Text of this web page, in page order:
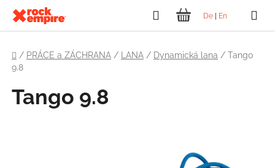
obsah
De En
Hledat
NÁKUPNÍ
KOŠÍK
Domů
/ PRÁCE a ZÁCHRANA / LANA / Dynamická lana / Tango
9.8
Tango 9.8